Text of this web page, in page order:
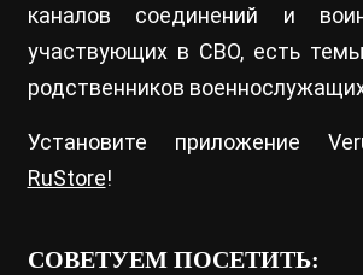
каналов соединений и
участвующих в СВО, есть
родственников
Установите приложение
RuStore!
СОВЕТУЕМ ПОСЕТИТЬ: